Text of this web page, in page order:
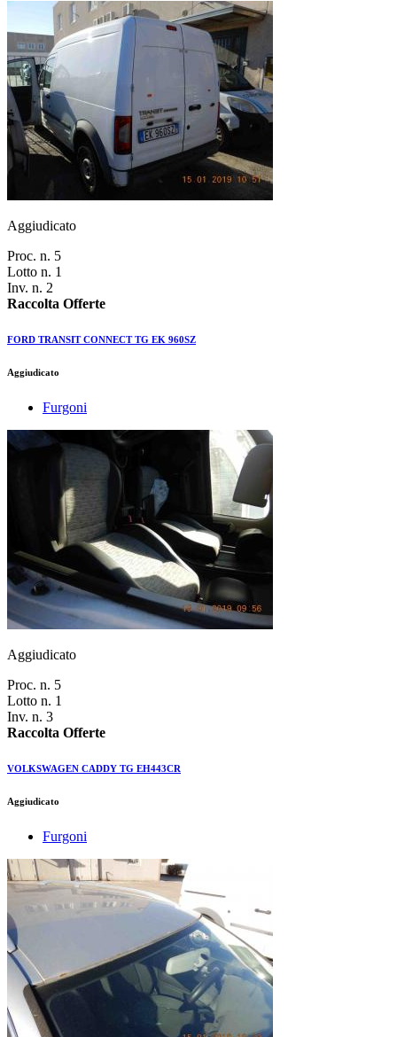
Aggiudicato
Proc. n. 5
Lotto n. 1
Inv. n. 2
Raccolta Offerte
FORD TRANSIT CONNECT TG EK 960SZ
Aggiudicato
Furgoni
Aggiudicato
Proc. n. 5
Lotto n. 1
Inv. n. 3
Raccolta Offerte
VOLKSWAGEN CADDY TG EH443CR
Aggiudicato
Furgoni